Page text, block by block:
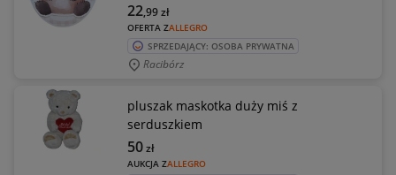
OFERTA ZALLEGRO
22,99zł
SPRZEDAJĄCY: OSOBA PRYWATNA
Racibórz
pluszak maskotka duży miś z
serduszkiem
AUKCJA ZALLEGRO
50zł